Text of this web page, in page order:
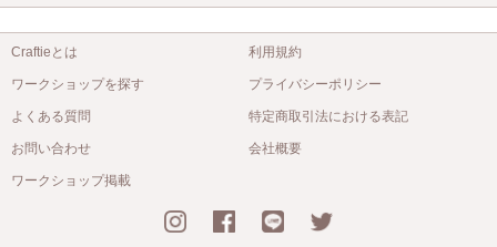
Craftieとは
ワークショップを探す
よくある質問
お問い合わせ
ワークショップ掲載
利用規約
プライバシーポリシー
特定商取引法における表記
会社概要